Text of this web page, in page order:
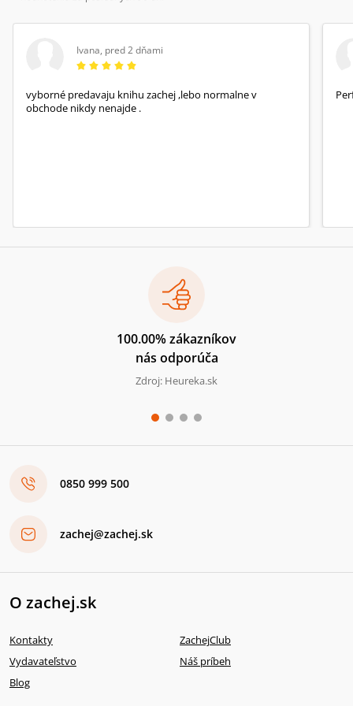
Ivana, pred 2 dňami
vyborné predavaju knihu zachej ,lebo normalne v
obchode nikdy nenajde .
100.00% zákazníkov
nás odporúča
Zdroj: Heureka.sk
0850 999 500
zachej@zachej.sk
O zachej.sk
Kontakty
ZachejClub
Vydavateľstvo
Náš príbeh
Blog